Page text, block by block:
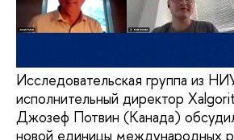
Исследовательская группа из
исполнительный директор
Джозеф Потвин (Канада)
новой единицы международных